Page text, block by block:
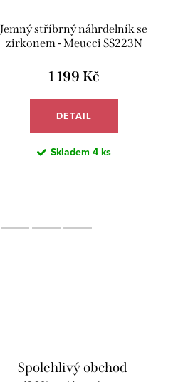
Jemný stříbrný náhrdelník se
zirkonem - Meucci SS223N
1 199 Kč
DETAIL
Skladem 4 ks
Spolehlivý obchod